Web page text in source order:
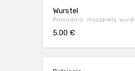
Wurstel
Pomodoro, mozzarella,
5.00 €